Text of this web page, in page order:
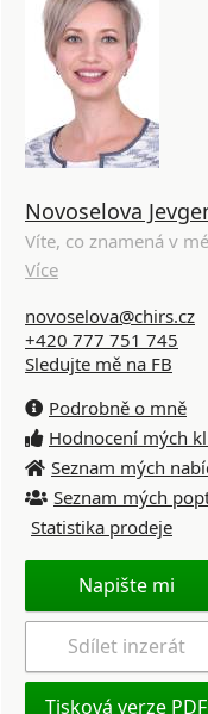
Novoselova
Víte, co znamená v
Více
novoselova@chirs.cz
+420 777 751 745
Sledujte mě na FB
Podrobně o mně
Hodnocení mých
Seznam mých
Seznam mých
Statistika prodeje
Napište mi
Sdílet inzerát
Tisková verze PDF